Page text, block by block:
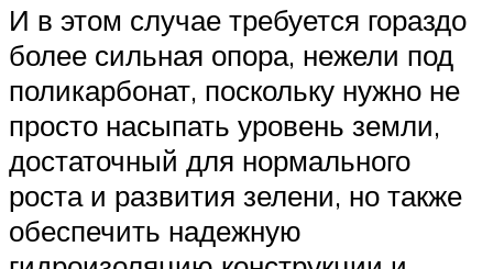
И в этом случае требуется гораздо
более сильная опора, нежели под
поликарбонат, поскольку нужно не
просто насыпать уровень земли,
достаточный для нормального
роста и развития зелени, но также
обеспечить надежную